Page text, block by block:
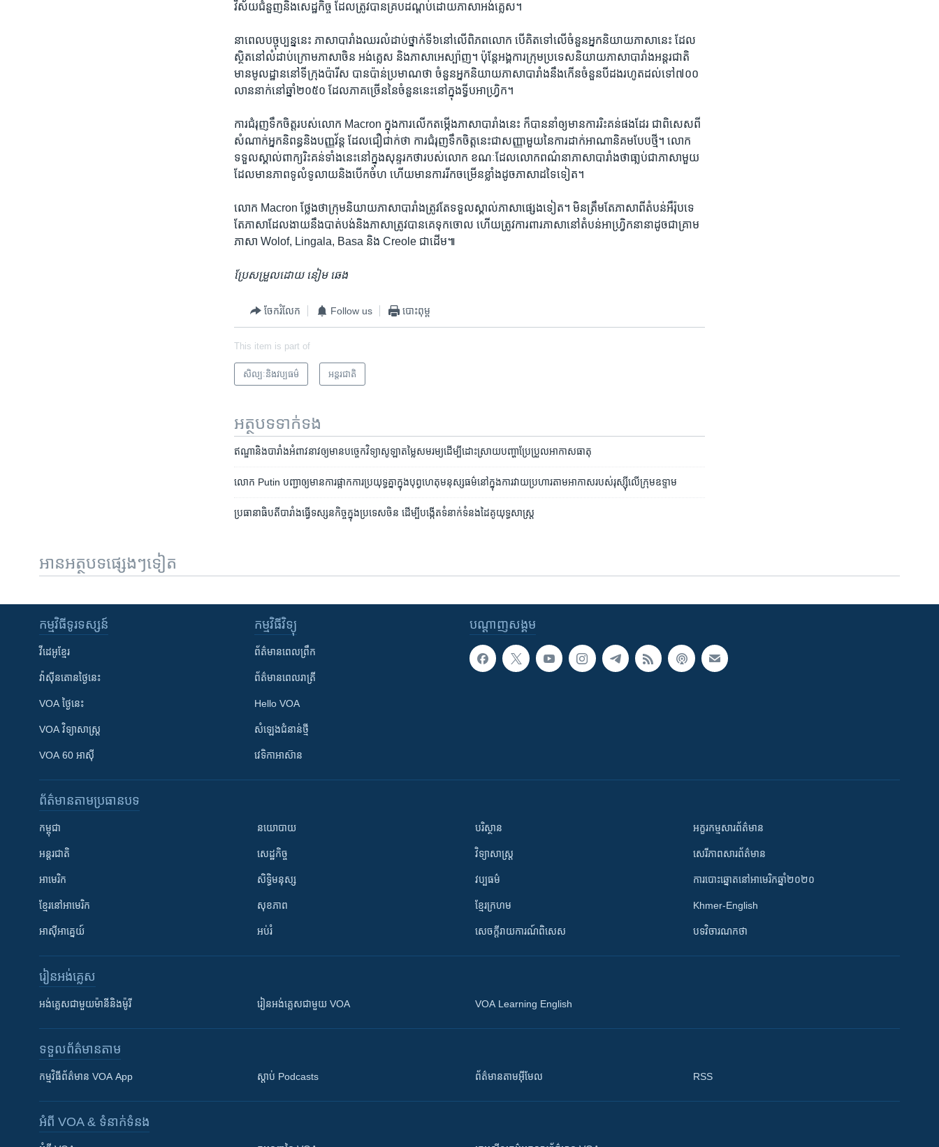
វិស័យ​ជំនួញ​និង​សេដ្ឋកិច្ច ដែល​ត្រូវ​បាន​គ្រប​ដណ្ដប់​ដោយ​ភាសា​អង់គ្លេស។​
នា​ពេល​បច្ចុប្បន្ន​នេះ ភាសា​បារាំង​ឈរ​លំដាប់​ថ្នាក់​ទី​៦​នៅ​លើ​ពិភពលោក បើ​គិត​ទៅ​លើ​ចំនួន​អ្នក​និយាយ​ភាសា​នេះ ដែល​
ស្ថិត​នៅ​លំដាប់​ក្រោម​ភាសា​ចិន អង់គ្លេស និង​ភាសា​អេស្ប៉ាញ។ ប៉ុន្តែ​អង្គការ​ក្រុម​ប្រទេស​និយាយ​ភាសា​បារាំង​អន្តរជាតិ​
មាន​មូលដ្ឋាន​នៅ​ទី​ក្រុងប៉ារីស បាន​ប៉ាន់​ប្រមាណ​ថា ចំនួន​អ្នក​និយាយ​ភាសា​បារាំង​នឹង​កើន​ចំនួន​បី​ដង​រហូត​ដល់​ទៅ​៧០០​
លាន​នាក់​នៅ​ឆ្នាំ​២០៥០ ដែល​ភាគ​ច្រើន​នៃ​ចំនួន​នេះ​នៅ​ក្នុង​ទ្វីប​អាហ្វ្រិក។
ការ​ជំរុញ​ទឹក​ចិត្ត​របស់​លោក​ Macron ក្នុង​ការ​លើក​តម្កើង​ភាសា​បារាំង​នេះ​ ក៏​បាន​នាំ​ឲ្យ​មាន​ការ​រិះ​គន់​ផង​ដែរ​ ជា​ពិសេស​ពី​
សំណាក់​អ្នក​និពន្ធនិង​បញ្ញវ័ន្ត​ ដែល​ជឿ​ជាក់​ថា​ ការ​ជំរុញ​ទឹក​ចិត្ត​នេះ​ជា​សញ្ញា​មួយ​នៃ​ការ​ដាក់​អាណានិគម​បែប​ថ្មី។ លោក​
ទទួល​ស្គាល់​ពាក្យ​រិះគន់​ទាំង​នេះ​នៅ​ក្នុង​សុន្ទរកថា​របស់​លោក ខណៈ​ដែល​លោក​ពណ៌នា​ភាសា​បារាំង​ថា​ធា្លប់​ជា​ភាសា​មួយ​
ដែលមាន​ភាព​ទូលំទូលាយ​និង​បើក​ចំហ ហើយ​មាន​ការ​រីកចម្រើន​ខ្លាំង​ដូច​ភាសា​ដទៃ​ទៀត។
លោក Macron ថ្លែង​ថា​ក្រុម​និយាយ​ភាសា​បារាំង​ត្រូវ​តែ​ទទួល​ស្គាល់​ភាសា​ផ្សេង​ទៀត។ មិន​ត្រឹម​តែ​ភាសា​ពី​តំបន់​អឺរ៉ុប​ទេ
តែ​ភាសា​ដែល​ងាយ​នឹង​បាត់​បង់​និង​ភាសា​ត្រូវ​បាន​គេ​ទុក​ចោល ហើយ​ត្រូវ​ការពារ​ភាសា​នៅ​តំបន់​អាហ្វ្រិក​នានា​ដូច​ជា​គ្រាម​
ភាសា Wolof, Lingala, Basa និង Creole ជា​ដើម៕
ប្រែ​សម្រួល​ដោយ នៀម ឆេង
ចែករំលែក Follow us បោះពុម្ព
This item is part of
សិល្បៈនិងវប្បធម៌ អន្តរជាតិ
អត្ថបទ​ទាក់ទង
ឥណ្ឌា​និង​បារាំង​អំពាវនាវ​ឲ្យ​មាន​បច្ចេកវិទ្យា​សូឡា​តម្លៃ​សមរម្យ​ដើម្បី​ដោះស្រាយ​បញ្ហា​ប្រែប្រួល​អាកាសធាតុ
លោក Putin បញ្ជា​ឲ្យ​មាន​ការ​ផ្អាក​ការ​ប្រយុទ្ធ​គ្នា​ក្នុង​បុព្វហេតុ​មនុស្សធម៌​នៅ​ក្នុង​ការ​វាយប្រហារ​តាម​អាកាស​របស់​រុស្ស៊ី​លើ​ក្រុម​ឧទ្ទាម
ប្រធានាធិបតី​បារាំង​ធ្វើ​ទស្សនកិច្ច​ក្នុង​ប្រទេស​ចិន ដើម្បី​បង្កើត​ទំនាក់ទំនង​ដៃគូ​យុទ្ធសាស្ត្រ
អានអត្ថបទផ្សេងៗទៀត
បណ្តាញ​សង្គម
កម្មវិធី​ទូរទស្សន៍
វីដេអូ​ខ្មែរ
វ៉ាស៊ីនតោន​ថ្ងៃ​នេះ
VOA ថ្ងៃនេះ
VOA ​វិទ្យាសាស្ត្រ
VOA 60 អាស៊ី
កម្មវិធី​វិទ្យុ
ព័ត៌មាន​ពេល​ព្រឹក
ព័ត៌មាន​​ពេល​រាត្រី
Hello VOA
សំឡេង​ជំនាន់​ថ្មី
វេទិកា​អាស៊ាន
ព័ត៌មាន​តាមប្រធានបទ​
កម្ពុជា
អន្តរជាតិ
អាមេរិក
ខ្មែរ​នៅអាមេរិក
អាស៊ីអាគ្នេយ៍
នយោបាយ
សេដ្ឋកិច្ច
សិទ្ធិមនុស្ស
សុខភាព
អប់រំ
បរិស្ថាន
វិទ្យាសាស្រ្ត
វប្បធម៌
ខ្មែរក្រហម
សេចក្តីរាយការណ៍ពិសេស
អក្ខរកម្មសារព័ត៌មាន
សេរីភាពសារព័ត៌មាន
ការបោះឆ្នោតនៅអាមេរិកឆ្នាំ២០២០
Khmer-English
បទវិចារណកថា
រៀន​​អង់គ្លេស
អង់គ្លេស​ជាមួយ​ម៉ានី​និង​ម៉ូរី រៀន​​​​​​អង់គ្លេស​​ជាមួយ VOA VOA Learning English
ទទួល​ព័ត៌មាន​តាម
កម្មវិធី​ព័ត៌មាន VOA App ស្តាប់ Podcasts ព័ត៌មាន​តាម​អ៊ីមែល RSS
អំពី​ VOA & ទំនាក់ទំនង